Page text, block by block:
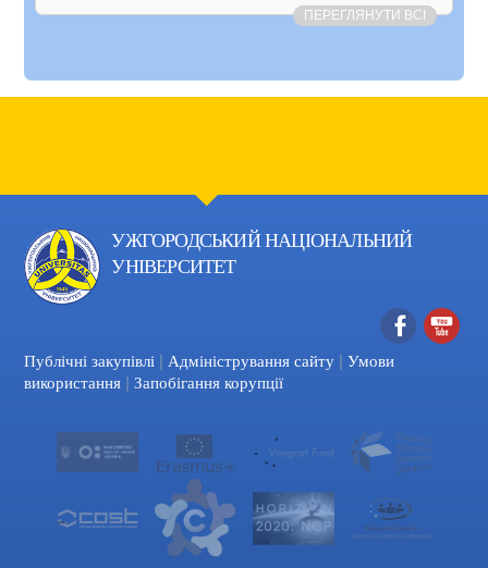
ПЕРЕГЛЯНУТИ ВСІ
УЖГОРОДСЬКИЙ НАЦІОНАЛЬНИЙ
УНІВЕРСИТЕТ
Facebook
Публічні закупівлі | Адміністрування сайту | Умови
використання | Запобігання корупції